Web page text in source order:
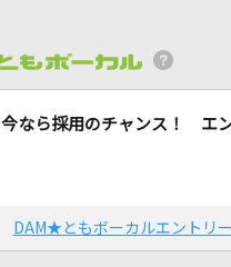
今なら採用のチャンス！ エ
DAM★ともボーカルエントリ